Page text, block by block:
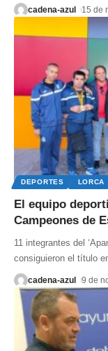
cadena-azul 15 de
DEPORTES LORCA
El equipo
Campeones de
11 integrantes del
consiguieron el título
cadena-azul 9 de